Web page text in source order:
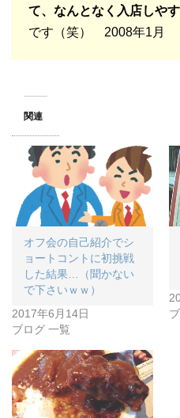
て、なんとなく入店しや
です（笑） 2008年1月
関連
オフ会の自己紹介でシ
ョートコントに初挑戦
した結果…（聞かない
で下さいｗｗ）
2017年6月14日
ブログ 一覧